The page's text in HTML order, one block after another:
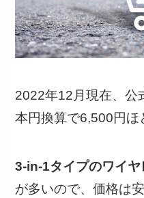
2022年12月現在、公
本円換算で6,500円ほ
3-in-1タイプのワイヤ
が多いので、価格は